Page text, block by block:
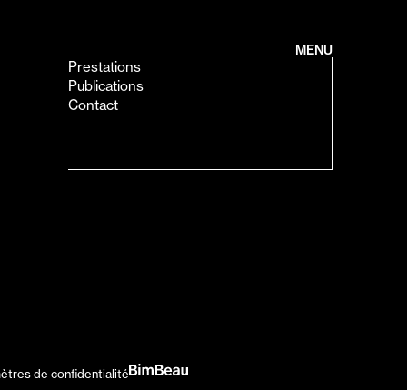
MENU
Prestations
Publications
Contact
de confidentialité